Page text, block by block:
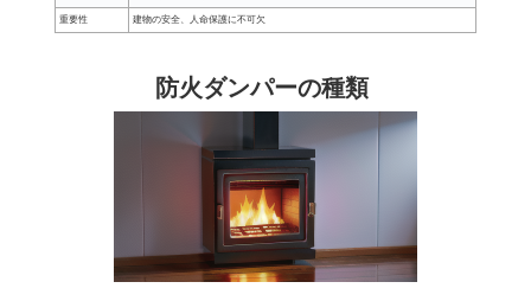
重要性 建物の安全、人命保護に不可欠
防火ダンパーの種類